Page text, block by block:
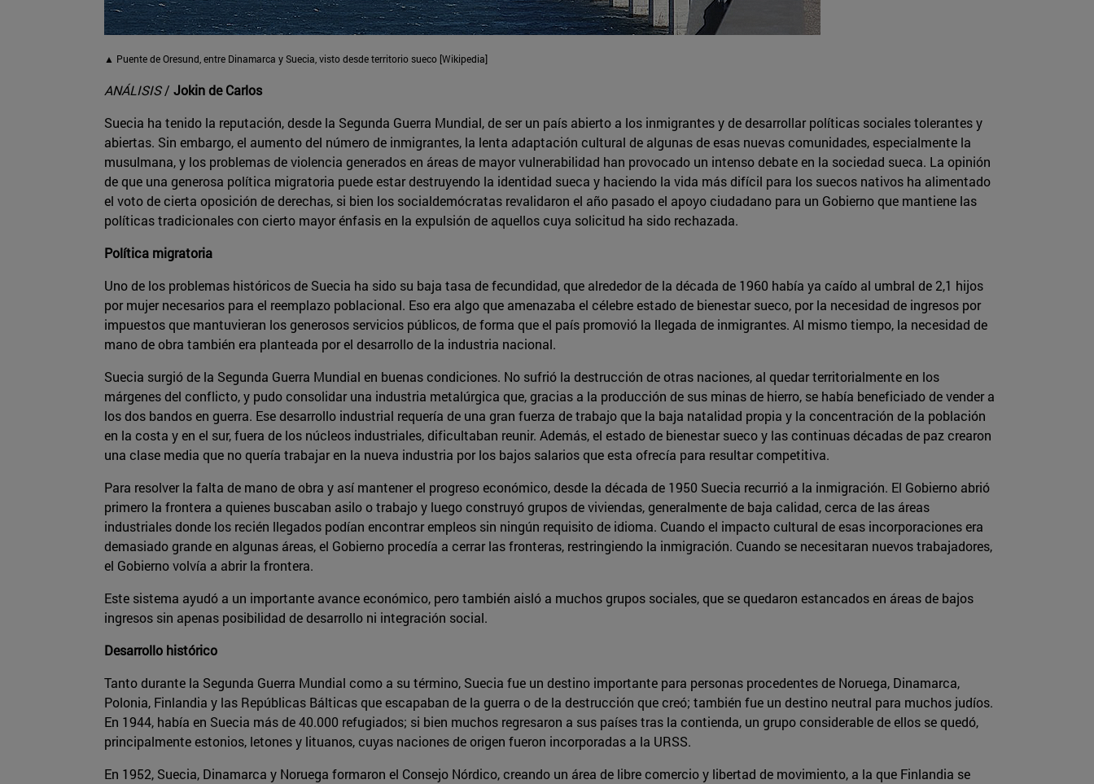
▲ Puente de Oresund, entre Dinamarca y Suecia, visto desde territorio sueco [Wikipedia]
ANÁLISIS/ Jokin de Carlos
Suecia ha tenido la reputación, desde la Segunda Guerra Mundial, de ser un país abierto a los inmigrantes y de desarrollar políticas sociales tolerantes y
abiertas. Sin embargo, el aumento del número de inmigrantes, la lenta adaptación cultural de algunas de esas nuevas comunidades, especialmente la
musulmana, y los problemas de violencia generados en áreas de mayor vulnerabilidad han provocado un intenso debate en la sociedad sueca. La opinión
de que una generosa política migratoria puede estar destruyendo la identidad sueca y haciendo la vida más difícil para los suecos nativos ha alimentado
el voto de cierta oposición de derechas, si bien los socialdemócratas revalidaron el año pasado el apoyo ciudadano para un Gobierno que mantiene las
políticas tradicionales con cierto mayor énfasis en la expulsión de aquellos cuya solicitud ha sido rechazada.
Política migratoria
Uno de los problemas históricos de Suecia ha sido su baja tasa de fecundidad, que alrededor de la década de 1960 había ya caído al umbral de 2,1 hijos
por mujer necesarios para el reemplazo poblacional. Eso era algo que amenazaba el célebre estado de bienestar sueco, por la necesidad de ingresos por
impuestos que mantuvieran los generosos servicios públicos, de forma que el país promovió la llegada de inmigrantes. Al mismo tiempo, la necesidad de
mano de obra también era planteada por el desarrollo de la industria nacional.
Suecia surgió de la Segunda Guerra Mundial en buenas condiciones. No sufrió la destrucción de otras naciones, al quedar territorialmente en los
márgenes del conflicto, y pudo consolidar una industria metalúrgica que, gracias a la producción de sus minas de hierro, se había beneficiado de vender a
los dos bandos en guerra. Ese desarrollo industrial requería de una gran fuerza de trabajo que la baja natalidad propia y la concentración de la población
en la costa y en el sur, fuera de los núcleos industriales, dificultaban reunir. Además, el estado de bienestar sueco y las continuas décadas de paz crearon
una clase media que no quería trabajar en la nueva industria por los bajos salarios que esta ofrecía para resultar competitiva.
Para resolver la falta de mano de obra y así mantener el progreso económico, desde la década de 1950 Suecia recurrió a la inmigración. El Gobierno abrió
primero la frontera a quienes buscaban asilo o trabajo y luego construyó grupos de viviendas, generalmente de baja calidad, cerca de las áreas
industriales donde los recién llegados podían encontrar empleos sin ningún requisito de idioma. Cuando el impacto cultural de esas incorporaciones era
demasiado grande en algunas áreas, el Gobierno procedía a cerrar las fronteras, restringiendo la inmigración. Cuando se necesitaran nuevos trabajadores,
el Gobierno volvía a abrir la frontera.
Este sistema ayudó a un importante avance económico, pero también aisló a muchos grupos sociales, que se quedaron estancados en áreas de bajos
ingresos sin apenas posibilidad de desarrollo ni integración social.
Desarrollo histórico
Tanto durante la Segunda Guerra Mundial como a su término, Suecia fue un destino importante para personas procedentes de Noruega, Dinamarca,
Polonia, Finlandia y las Repúblicas Bálticas que escapaban de la guerra o de la destrucción que creó; también fue un destino neutral para muchos judíos.
En 1944, había en Suecia más de 40.000 refugiados; si bien muchos regresaron a sus países tras la contienda, un grupo considerable de ellos se quedó,
principalmente estonios, letones y lituanos, cuyas naciones de origen fueron incorporadas a la URSS.
En 1952, Suecia, Dinamarca y Noruega formaron el Consejo Nórdico, creando un área de libre comercio y libertad de movimiento, a la que Finlandia se